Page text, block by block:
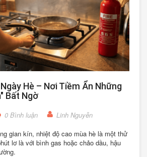
Hè – Nơi Tiềm Ẩn Những
Bất Ngờ
0 Bình luận
Linh Nguyễn
gian kín, nhiệt độ cao mùa hè là một thử
lơ là với bình gas hoặc chảo dầu, hậu